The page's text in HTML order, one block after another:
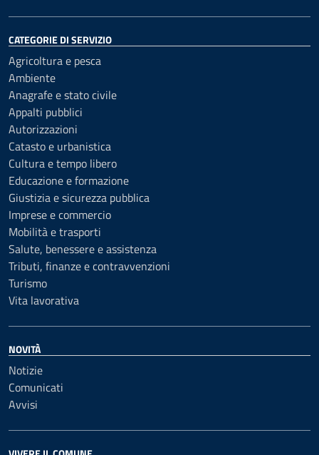
CATEGORIE DI SERVIZIO
Agricoltura e pesca
Ambiente
Anagrafe e stato civile
Appalti pubblici
Autorizzazioni
Catasto e urbanistica
Cultura e tempo libero
Educazione e formazione
Giustizia e sicurezza pubblica
Imprese e commercio
Mobilità e trasporti
Salute, benessere e assistenza
Tributi, finanze e contravvenzioni
Turismo
Vita lavorativa
NOVITÀ
Notizie
Comunicati
Avvisi